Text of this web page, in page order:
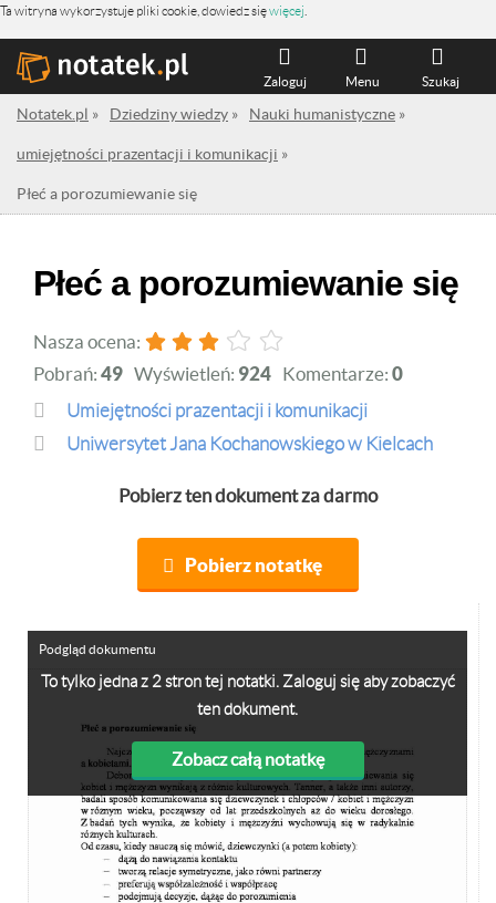
Ta witryna wykorzystuje pliki cookie, dowiedz sięwięcej
Szukaj
Menu
Zaloguj
Notatek.pl » Dziedziny wiedzy » Nauki humanistyczne »
umiejętności prazentacji i komunikacji »
Płeć a porozumiewanie się
Płeć a porozumiewanie się
Nasza ocena:
Pobrań: 49 Wyświetleń: 924 Komentarze: 0
umiejętności prazentacji i komunikacji
Uniwersytet Jana Kochanowskiego w Kielcach
Pobierz ten dokument za darmo
Pobierz notatkę
To tylko jedna z 2 stron tej notatki. Zaloguj się aby zobaczyć
ten dokument.
Zobacz całą notatkę
Podgląd dokumentu